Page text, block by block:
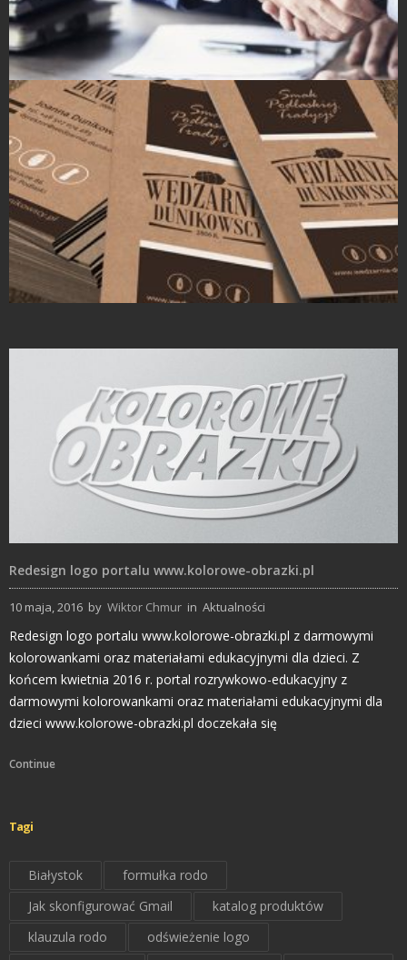
Strony Internetowe
Redesign logo portalu www.kolorowe-obrazki.pl
10 maja, 2016 by Wiktor Chmur in Aktualności
Redesign logo portalu www.kolorowe-obrazki.pl z darmowymi
kolorowankami oraz materiałami edukacyjnymi dla dzieci. Z
końcem kwietnia 2016 r. portal rozrywkowo-edukacyjny z
darmowymi kolorowankami oraz materiałami edukacyjnymi dla
dzieci www.kolorowe-obrazki.pl doczekała się
Continue
Tagi
Białystok
formułka rodo
Jak skonfigurować Gmail
katalog produktów
klauzula rodo
odświeżenie logo